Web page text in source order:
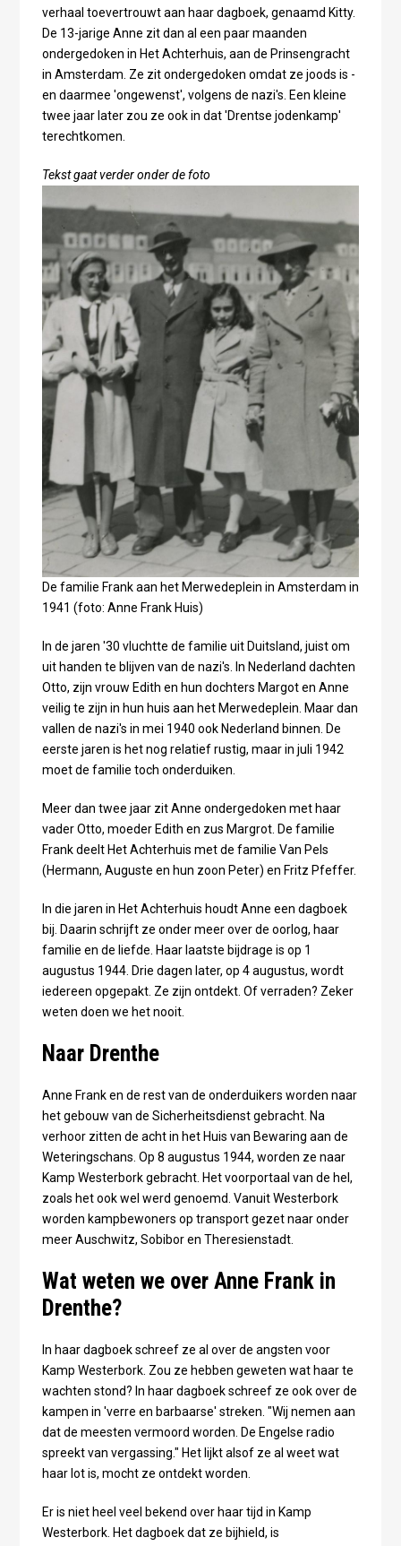
verhaal toevertrouwt aan haar dagboek, genaamd Kitty.
De 13-jarige Anne zit dan al een paar maanden
ondergedoken in Het Achterhuis, aan de Prinsengracht
in Amsterdam. Ze zit ondergedoken omdat ze joods is -
en daarmee 'ongewenst', volgens de nazi's. Een kleine
twee jaar later zou ze ook in dat 'Drentse jodenkamp'
terechtkomen.
Tekst gaat verder onder de foto
De familie Frank aan het Merwedeplein in Amsterdam in
1941 (foto: Anne Frank Huis)
In de jaren '30 vluchtte de familie uit Duitsland, juist om
uit handen te blijven van de nazi's. In Nederland dachten
Otto, zijn vrouw Edith en hun dochters Margot en Anne
veilig te zijn in hun huis aan het Merwedeplein. Maar dan
vallen de nazi's in mei 1940 ook Nederland binnen. De
eerste jaren is het nog relatief rustig, maar in juli 1942
moet de familie toch onderduiken.
Meer dan twee jaar zit Anne ondergedoken met haar
vader Otto, moeder Edith en zus Margrot. De familie
Frank deelt Het Achterhuis met de familie Van Pels
(Hermann, Auguste en hun zoon Peter) en Fritz Pfeffer.
In die jaren in Het Achterhuis houdt Anne een dagboek
bij. Daarin schrijft ze onder meer over de oorlog, haar
familie en de liefde. Haar laatste bijdrage is op 1
augustus 1944. Drie dagen later, op 4 augustus, wordt
iedereen opgepakt. Ze zijn ontdekt. Of verraden? Zeker
weten doen we het nooit.
Naar Drenthe
Anne Frank en de rest van de onderduikers worden naar
het gebouw van de Sicherheitsdienst gebracht. Na
verhoor zitten de acht in het Huis van Bewaring aan de
Weteringschans. Op 8 augustus 1944, worden ze naar
Kamp Westerbork gebracht. Het voorportaal van de hel,
zoals het ook wel werd genoemd. Vanuit Westerbork
worden kampbewoners op transport gezet naar onder
meer Auschwitz, Sobibor en Theresienstadt.
Wat weten we over Anne Frank in
Drenthe?
In haar dagboek schreef ze al over de angsten voor
Kamp Westerbork. Zou ze hebben geweten wat haar te
wachten stond? In haar dagboek schreef ze ook over de
kampen in 'verre en barbaarse' streken. "Wij nemen aan
dat de meesten vermoord worden. De Engelse radio
spreekt van vergassing." Het lijkt alsof ze al weet wat
haar lot is, mocht ze ontdekt worden.
Er is niet heel veel bekend over haar tijd in Kamp
Westerbork. Het dagboek dat ze bijhield, is